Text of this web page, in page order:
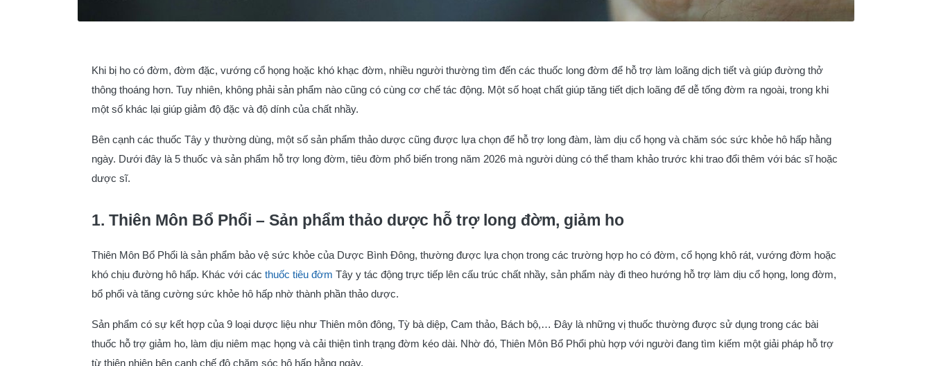
Khi bị ho có đờm, đờm đặc, vướng cổ họng hoặc khó khạc đờm, nhiều người thường tìm đến các thuốc long đờm để hỗ trợ làm loãng dịch tiết và giúp đường thở
thông thoáng hơn. Tuy nhiên, không phải sản phẩm nào cũng có cùng cơ chế tác động. Một số hoạt chất giúp tăng tiết dịch loãng để dễ tống đờm ra ngoài, trong khi
một số khác lại giúp giảm độ đặc và độ dính của chất nhầy.
Bên cạnh các thuốc Tây y thường dùng, một số sản phẩm thảo dược cũng được lựa chọn để hỗ trợ long đàm, làm dịu cổ họng và chăm sóc sức khỏe hô hấp hằng
ngày. Dưới đây là 5 thuốc và sản phẩm hỗ trợ long đờm, tiêu đờm phổ biến trong năm 2026 mà người dùng có thể tham khảo trước khi trao đổi thêm với bác sĩ hoặc
dược sĩ.
1. Thiên Môn Bổ Phổi – Sản phẩm thảo dược hỗ trợ long đờm, giảm ho
Thiên Môn Bổ Phổi là sản phẩm bảo vệ sức khỏe của Dược Bình Đông, thường được lựa chọn trong các trường hợp ho có đờm, cổ họng khô rát, vướng đờm hoặc
khó chịu đường hô hấp. Khác với các thuốc tiêu đờm Tây y tác động trực tiếp lên cấu trúc chất nhầy, sản phẩm này đi theo hướng hỗ trợ làm dịu cổ họng, long đờm,
bổ phổi và tăng cường sức khỏe hô hấp nhờ thành phần thảo dược.
Sản phẩm có sự kết hợp của 9 loại dược liệu như Thiên môn đông, Tỳ bà diệp, Cam thảo, Bách bộ,… Đây là những vị thuốc thường được sử dụng trong các bài
thuốc hỗ trợ giảm ho, làm dịu niêm mạc họng và cải thiện tình trạng đờm kéo dài. Nhờ đó, Thiên Môn Bổ Phổi phù hợp với người đang tìm kiếm một giải pháp hỗ trợ
từ thiên nhiên bên cạnh chế độ chăm sóc hô hấp hằng ngày.